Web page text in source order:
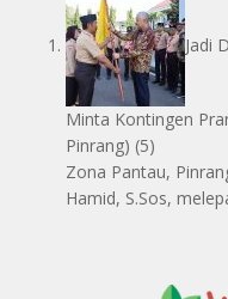
Jadi
Minta Kontingen
Pinrang) (5)
Zona Pantau,
Hamid, S.Sos,